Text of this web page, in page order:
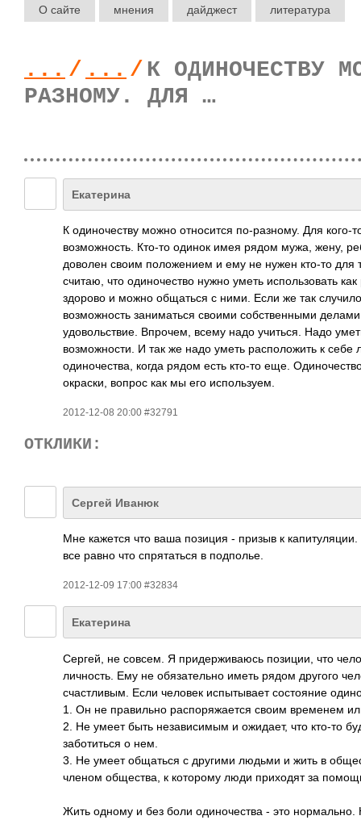
О сайте мнения дайджест литература
... / ... / К ОДИНОЧЕСТВУ
РАЗНОМУ. ДЛЯ …
Екатерина
К одиночеству можно относится по-разному. Для кого-
возможность. Кто-то одинок имея рядом мужа, жену,
доволен своим положением и ему не нужен кто-то для
считаю, что одиночество нужно уметь использовать
здорово и можно общаться с ними. Если же так
возможность заниматься своими собственными
удовольствие. Впрочем, всему надо учиться. Надо
возможности. И так же надо уметь расположить к
одиночества, когда рядом есть кто-то еще.
окраски, вопрос как мы его используем.
2012-12-08 20:00 #32791
ОТКЛИКИ:
Сергей Иванюк
Мне кажется что ваша позиция - призыв к
все равно что спрятаться в подполье.
2012-12-09 17:00 #32834
Екатерина
Сергей, не совсем. Я придерживаюсь позиции, что
личность. Ему не обязательно иметь рядом другого
счастливым. Если человек испытывает состояние
1. Он не правильно распоряжается своим временем
2. Не умеет быть независимым и ожидает, что кто-то
заботиться о нем.
3. Не умеет общаться с другими людьми и жить в
членом общества, к которому люди приходят за
Жить одному и без боли одиночества - это